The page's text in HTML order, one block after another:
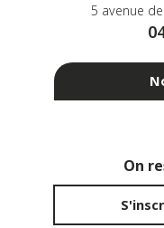
5 avenue
On